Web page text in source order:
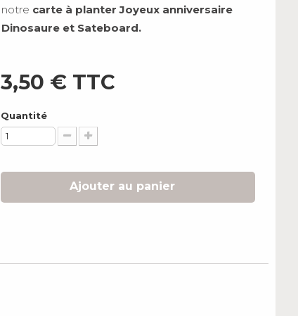
notre carte à planter Joyeux anniversaire
Dinosaure et Sateboard.
3,50 €TTC
Quantité
Ajouter au panier